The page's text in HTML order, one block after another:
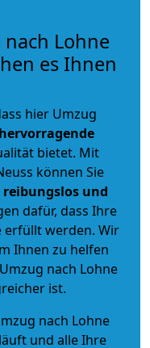
Lohne
es Ihnen
hier Umzug
hervorragende
bietet. Mit
können Sie
reibungslos und
dafür, dass Ihre
erfüllt werden. Wir
Ihnen zu helfen
nach Lohne
ist.
nach Lohne
und alle Ihre